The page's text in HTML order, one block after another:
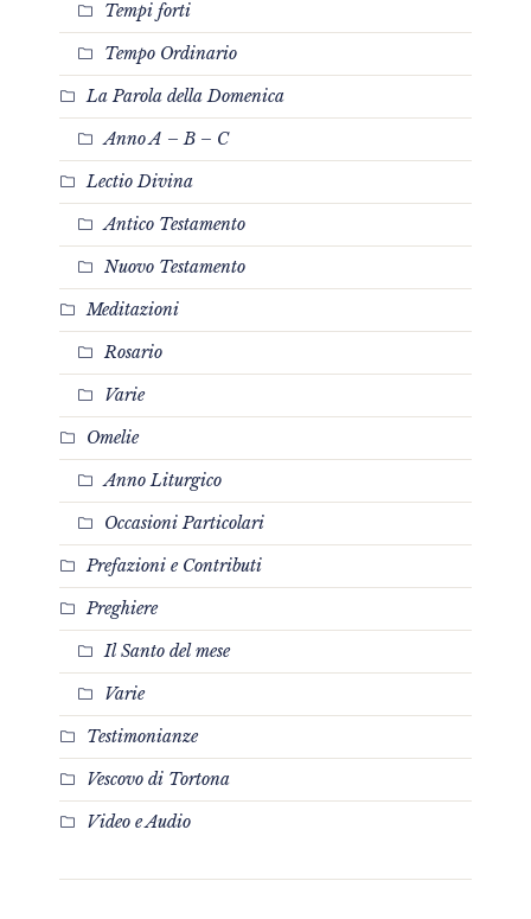
Tempi forti
Tempo Ordinario
La Parola della Domenica
Anno A – B – C
Lectio Divina
Antico Testamento
Nuovo Testamento
Meditazioni
Rosario
Varie
Omelie
Anno Liturgico
Occasioni Particolari
Prefazioni e Contributi
Preghiere
Il Santo del mese
Varie
Testimonianze
Vescovo di Tortona
Video e Audio